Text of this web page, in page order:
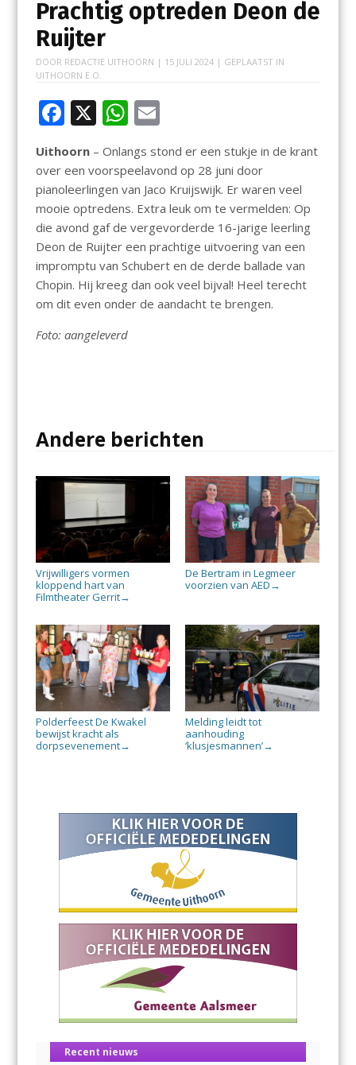
Prachtig optreden Deon de
Ruijter
DOOR REDACTIE UITHOORN | 15 JULI 2024| GEPLAATST IN
UITHOORN E.O.
F
e
b
o
o
k
X W
at
s
A
p
p
E
m
ai
l
Uithoorn– Onlangs stond er een stukje in de krant
over een voorspeelavond op 28 juni door
pianoleerlingen van Jaco Kruijswijk. Er waren veel
mooie optredens. Extra leuk om te vermelden: Op
die avond gaf de vergevorderde 16-jarige leerling
Deon de Ruijter een prachtige uitvoering van een
impromptu van Schubert en de derde ballade van
Chopin. Hij kreeg dan ook veel bijval! Heel terecht
om dit even onder de aandacht te brengen.
Foto: aangeleverd
Andere berichten
Vrijwilligers vormen
kloppend hart van
Filmtheater Gerrit→
De Bertram in Legmeer
voorzien van AED →
Polderfeest De Kwakel
bewijst kracht als
dorpsevenement→
Melding leidt tot
aanhouding
‘klusjesmannen’→
Recent nieuws